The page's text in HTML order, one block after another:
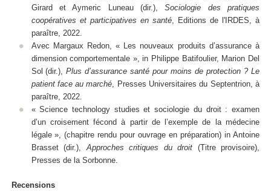
Girard et Aymeric Luneau (dir.),Sociologie des pratiques
coopératives et participatives en santé, Editions de l'IRDES, à
paraître, 2022.
Avec Margaux Redon, « Les nouveaux produits d’assurance à
dimension comportementale », in Philippe Batifoulier, Marion Del
Sol (dir.),Plus d’assurance santé pour moins de protection ? Le
patient face au marché, Presses Universitaires du Septentrion, à
paraître, 2022.
« Science technology studies et sociologie du droit : examen
d’un croisement fécond à partir de l’exemple de la médecine
légale », (chapitre rendu pour ouvrage en préparation) in Antoine
Brasset (dir.),Approches critiques du droit (Titre provisoire),
Presses de la Sorbonne.
Recensions